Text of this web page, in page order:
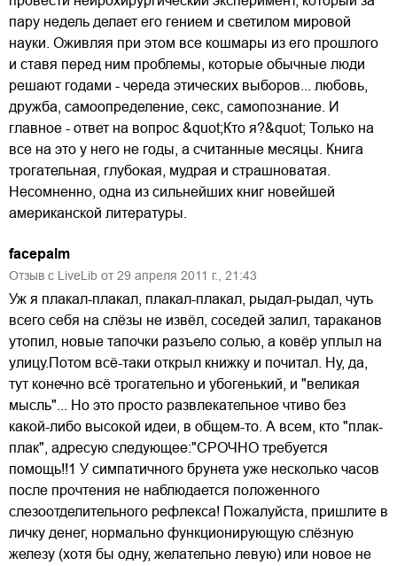
пару недель делает его гением и светилом мировой
науки. Оживляя при этом все кошмары из его прошлого
и ставя перед ним проблемы, которые обычные люди
решают годами - череда этических выборов... любовь,
дружба, самоопределение, секс, самопознание. И
главное - ответ на вопрос &quot;Кто я?&quot; Только на
все на это у него не годы, а считанные месяцы. Книга
трогательная, глубокая, мудрая и страшноватая.
Несомненно, одна из сильнейших книг новейшей
американской литературы.
facepalm
Отзыв с LiveLib от 29 апреля 2011 г., 21:43
Уж я плакал-плакал, плакал-плакал, рыдал-рыдал, чуть
всего себя на слёзы не извёл, соседей залил, тараканов
утопил, новые тапочки разъело солью, а ковёр уплыл на
улицу.Потом всё-таки открыл книжку и почитал. Ну, да,
тут конечно всё трогательно и убогенький, и "великая
мысль"... Но это просто развлекательное чтиво без
какой-либо высокой идеи, в общем-то. А всем, кто "плак-
плак", адресую следующее:"СРОЧНО требуется
помощь!!1 У симпатичного брунета уже несколько часов
после прочтения не наблюдается положенного
слезоотделительного рефлекса! Пожалуйста, пришлите в
личку денег, нормально функционирующую слёзную
железу (хотя бы одну, желательно левую) или новое не